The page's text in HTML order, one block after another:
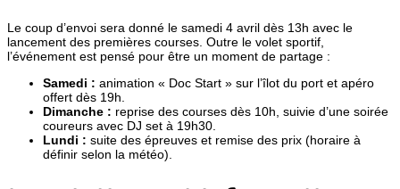
Le coup d’envoi sera donné le samedi 4 avril dès 13h avec le
lancement des premières courses. Outre le volet sportif,
l’événement est pensé pour être un moment de partage :
Samedi : animation « Doc Start » sur l’îlot du port et apéro
offert dès 19h.
Dimanche : reprise des courses dès 10h, suivie d’une soirée
coureurs avec DJ set à 19h30.
Lundi : suite des épreuves et remise des prix (horaire à
définir selon la météo).